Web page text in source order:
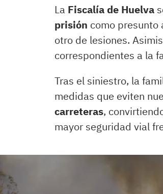
La Fiscalía de Huelva
prisión como presunto
otro de lesiones.
correspondientes a la
Tras el siniestro, la
medidas que eviten
carreteras,
mayor seguridad vial